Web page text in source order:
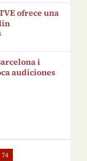
ofrece una
i
audiciones
74